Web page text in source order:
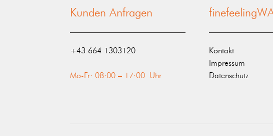
Kunden Anfragen
‭+43 664 1303120‬
Mo-Fr: 08:00 – 17:00 Uhr
Kontakt
Impressum
Datenschutz